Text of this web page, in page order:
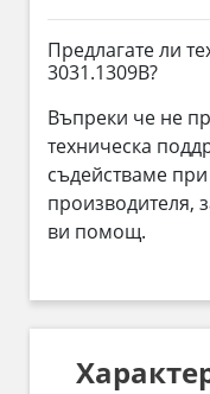
Предлагате ли
3031.1309B?
Въпреки че не
техническа
съдействаме
производителя,
ви помощ.